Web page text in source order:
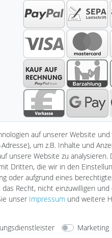
Daten­schutz­erklärung AGB
auf unserer Website
um z.B. Inhalte und
unsere Website zu
Dritten, die wir in den
oder aufgrund eines
Recht, nicht einzuwilligen
unser Impressum und weitere
Marketing